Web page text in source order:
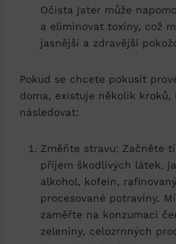
Očista jater může
a eliminovat toxiny, což
jasnější a ⁣zdravější‍
Pokud se ‍chcete pokusit
doma, ⁤existuje​ několik‌ kroků,
následovat:
Změňte stravu: ⁢Začněte
⁤příjem škodlivých látek,‌
alkohol, kofein,⁢
procesované potraviny.​
⁣zaměřte na konzumaci⁤
⁤zeleniny,‍ celozrnných